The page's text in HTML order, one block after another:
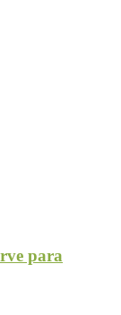
para